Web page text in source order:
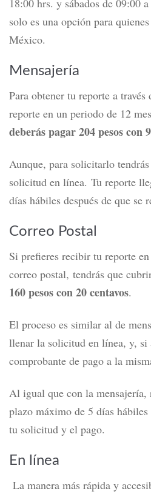
18:00 hrs. y sábados de 09:00
solo es una opción para
México.
Mensajería
Para obtener tu reporte a través
reporte en un periodo de 12
deberás pagar 204 pesos con
Aunque, para solicitarlo
solicitud en línea. Tu reporte
días hábiles después de que
Correo Postal
Si prefieres recibir tu reporte
correo postal, tendrás que
160 pesos con 20 centavos.
El proceso es similar al de
llenar la solicitud en línea, y, si
comprobante de pago a la
Al igual que con la mensajería,
plazo máximo de 5 días
tu solicitud y el pago.
En línea
La manera más rápida y